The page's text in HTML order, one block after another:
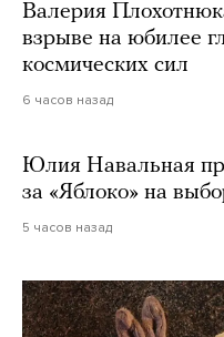
Валерия
взрыве на юбилее
космических сил
6 часов назад
Юлия Навальная
за «Яблоко» на
5 часов назад